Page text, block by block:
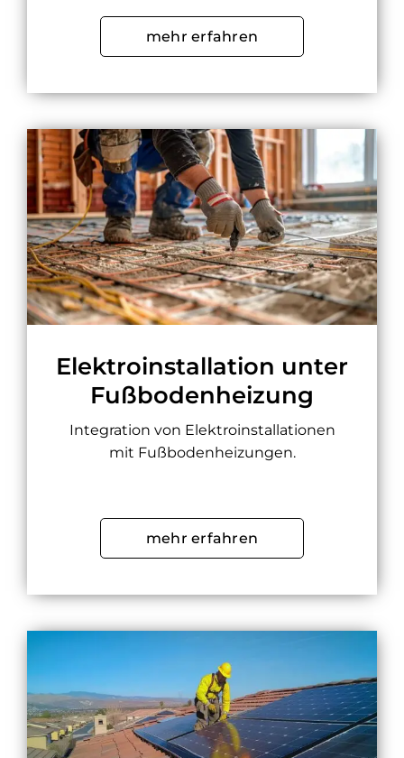
mehr erfahren
Elektroinstallation unter
Fußbodenheizung
Integration von Elektroinstallationen
mit Fußbodenheizungen.
mehr erfahren